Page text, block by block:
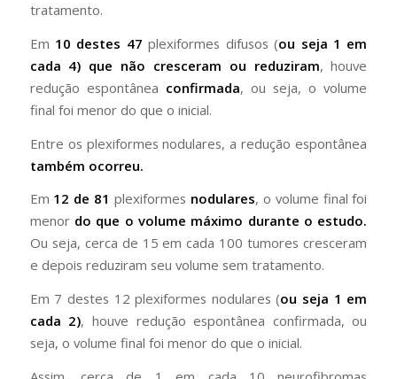
tratamento.
Em 10 destes 47 plexiformes difusos (ou seja 1 em
cada 4) que não cresceram ou reduziram, houve
redução espontânea confirmada, ou seja, o volume
final foi menor do que o inicial.
Entre os plexiformes nodulares, a redução espontânea
também ocorreu.
Em 12 de 81 plexiformes nodulares, o volume final foi
menor do que o volume máximo durante o estudo.
Ou seja, cerca de 15 em cada 100 tumores cresceram
e depois reduziram seu volume sem tratamento.
Em 7 destes 12 plexiformes nodulares (ou seja 1 em
cada 2), houve redução espontânea confirmada, ou
seja, o volume final foi menor do que o inicial.